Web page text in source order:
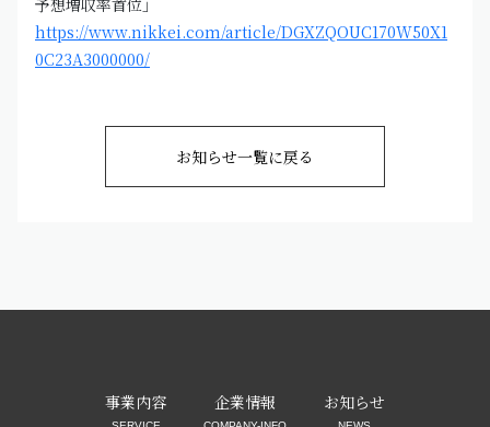
予想増収率首位」
https://www.nikkei.com/article/DGXZQOUC170W50X1
0C23A3000000/
お知らせ一覧に戻る
事業内容 企業情報 お知らせ